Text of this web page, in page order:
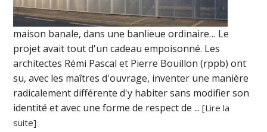
maison banale, dans une banlieue ordinaire… Le
projet avait tout d'un cadeau empoisonné. Les
architectes Rémi Pascal et Pierre Bouillon (rppb) ont
su, avec les maîtres d'ouvrage, inventer une manière
radicalement différente d'y habiter sans modifier son
identité et avec une forme de respect de ...[Lire la
suite]